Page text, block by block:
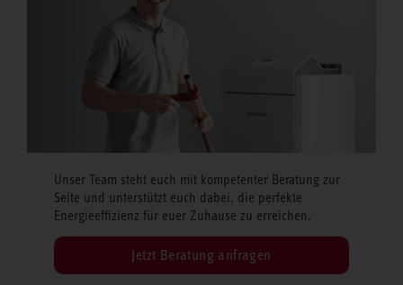
Unser Team steht euch mit kompetenter Beratung zur
Seite und unterstützt euch dabei, die perfekte
Energieeffizienz für euer Zuhause zu erreichen.
Jetzt Beratung anfragen